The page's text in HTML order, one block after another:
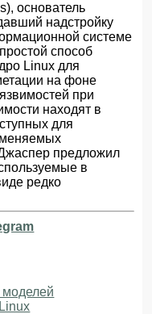
основатель
надстройку
системе
способ
Linux для
на фоне
при
находят в
для
предложил
в
редко